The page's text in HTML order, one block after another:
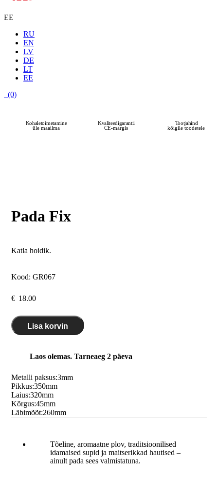
EE
RU
EN
LV
DE
LT
EE
(0)
Kohaletoimetamine
üle maailma
Kvaliteedigarantii
CE-märgis
Tootjahind
kõigile toodetele
Pada Fix
Katla hoidik.
Kood: GR067
€ 18.00
Lisa korvin
Laos olemas. Tarneaeg 2 päeva
Metalli paksus:3mm
Pikkus:350mm
Laius:320mm
Kõrgus:45mm
Läbimõõt:260mm
Tõeline, aromaatne plov, traditsioonilised
idamaised supid ja maitserikkad hautised –
ainult pada sees valmistatuna.